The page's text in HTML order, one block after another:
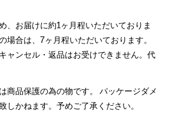
、お届けに約1ヶ月程いただいておりま
場合は、7ヶ月程いただいております。
ャンセル・返品はお受けできません。代
商品保護の為の物です。 パッケージダメ
しかねます。予めご了承ください。